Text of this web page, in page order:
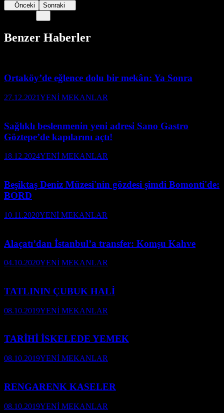
Önceki Sonraki
Benzer Haberler
Ortaköy’de eğlence dolu bir mekân: Ya Sonra
27.12.2021YENİ MEKANLAR
Sağlıklı beslenmenin yeni adresi Sano Gastro
Göztepe’de kapılarını açtı!
18.12.2024YENİ MEKANLAR
Beşiktaş Deniz Müzesi'nin gözdesi şimdi Bomonti'de:
BORD
10.11.2020YENİ MEKANLAR
Alaçatı’dan İstanbul’a transfer: Komşu Kahve
04.10.2020YENİ MEKANLAR
TATLININ ÇUBUK HALİ
08.10.2019YENİ MEKANLAR
TARİHİ İSKELEDE YEMEK
08.10.2019YENİ MEKANLAR
RENGARENK KASELER
08.10.2019YENİ MEKANLAR